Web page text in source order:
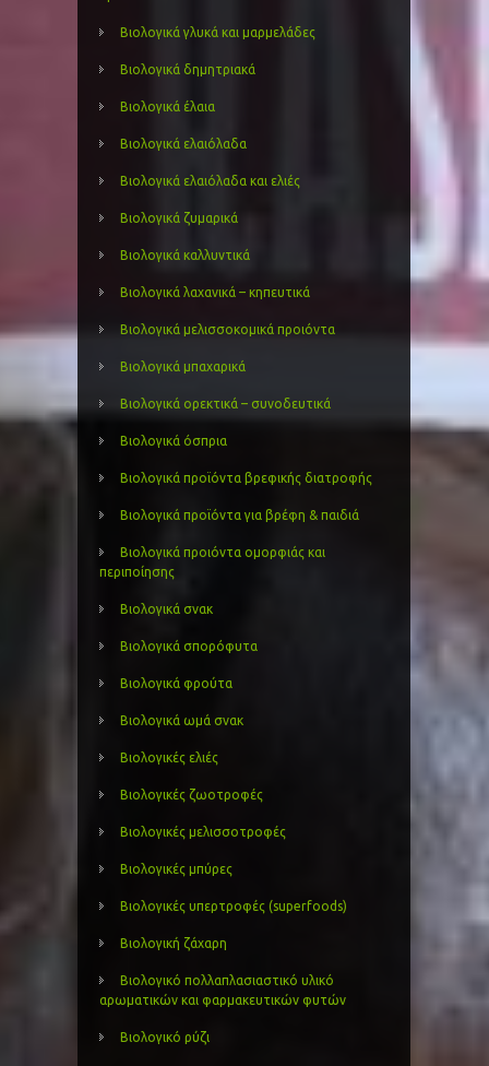
Βιολογικά γλυκά και μαρμελάδες
Βιολογικά δημητριακά
Βιολογικά έλαια
Βιολογικά ελαιόλαδα
Βιολογικά ελαιόλαδα και ελιές
Βιολογικά ζυμαρικά
Βιολογικά καλλυντικά
Βιολογικά λαχανικά – κηπευτικά
Βιολογικά μελισσοκομικά προιόντα
Βιολογικά μπαχαρικά
Βιολογικά ορεκτικά – συνοδευτικά
Βιολογικά όσπρια
Βιολογικά προϊόντα βρεφικής διατροφής
Βιολογικά προϊόντα για βρέφη & παιδιά
Βιολογικά προιόντα ομορφιάς και
περιποίησης
Βιολογικά σνακ
Βιολογικά σπορόφυτα
Βιολογικά φρούτα
Βιολογικά ωμά σνακ
Βιολογικές ελιές
Βιολογικές ζωοτροφές
Βιολογικές μελισσοτροφές
Βιολογικές μπύρες
Βιολογικές υπερτροφές (superfoods)
Βιολογική ζάχαρη
Βιολογικό πολλαπλασιαστικό υλικό
αρωματικών και φαρμακευτικών φυτών
Βιολογικό ρύζι